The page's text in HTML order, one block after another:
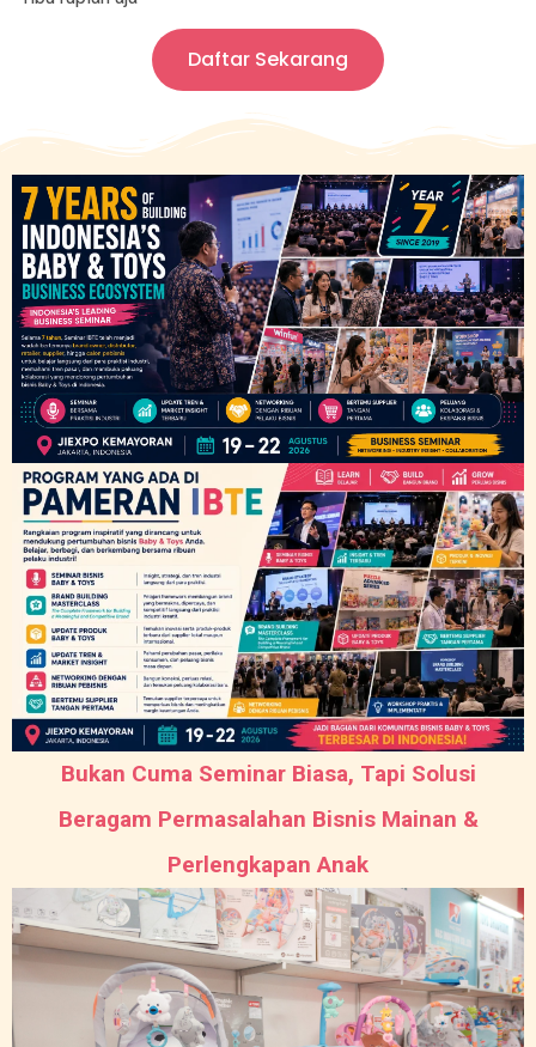
Daftar Sekarang
Bukan Cuma Seminar Biasa, Tapi Solusi
Beragam Permasalahan Bisnis Mainan &
Perlengkapan Anak